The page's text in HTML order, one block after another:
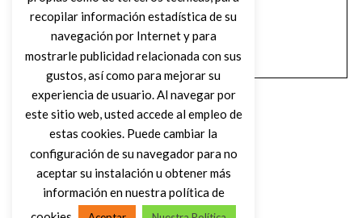
recopilar información estadística de su
navegación por Internet y para
mostrarle publicidad relacionada con sus
gustos, así como para mejorar su
experiencia de usuario. Al navegar por
este sitio web, usted accede al empleo de
estas cookies. Puede cambiar la
configuración de su navegador para no
aceptar su instalación u obtener más
información en nuestra política de